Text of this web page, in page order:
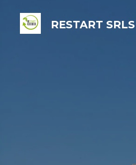
RESTART SRLS